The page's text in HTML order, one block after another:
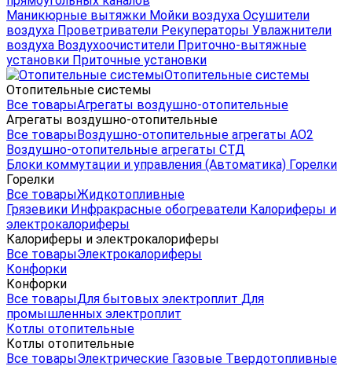
Маникюрные вытяжки Мойки воздуха Осушители
воздуха Проветриватели Рекуператоры Увлажнители
воздуха Воздухоочистители Приточно-вытяжные
установки Приточные установки
Отопительные системы
Отопительные системы
Все товарыАгрегаты воздушно-отопительные
Агрегаты воздушно-отопительные
Все товарыВоздушно-отопительные агрегаты АО2
Воздушно-отопительные агрегаты СТД
Блоки коммутации и управления (Автоматика) Горелки
Горелки
Все товарыЖидкотопливные
Грязевики Инфракрасные обогреватели Калориферы и
электрокалориферы
Калориферы и электрокалориферы
Все товарыЭлектрокалориферы
Конфорки
Конфорки
Все товарыДля бытовых электроплит Для
промышленных электроплит
Котлы отопительные
Котлы отопительные
Все товарыЭлектрические Газовые Твердотопливные